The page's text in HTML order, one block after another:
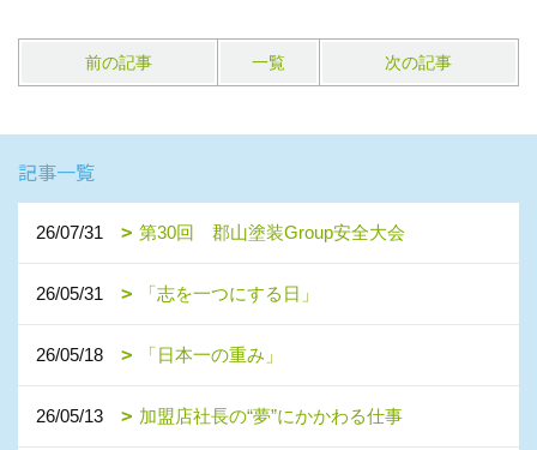
前の記事 一覧 次の記事
記事一覧
26/07/31 第30回 郡山塗装Group安全大会
26/05/31 「志を一つにする日」
26/05/18 「日本一の重み」
26/05/13 加盟店社長の“夢”にかかわる仕事